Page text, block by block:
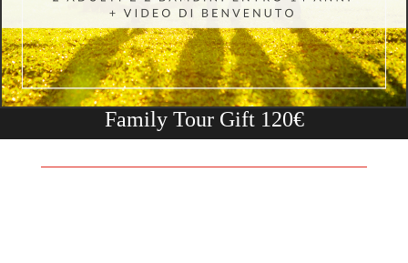
Family Tour Gift 120€